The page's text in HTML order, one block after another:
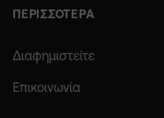
ΠΕΡΙΣΣΟΤΕΡΑ
Διαφημιστείτε
Επικοινωνία